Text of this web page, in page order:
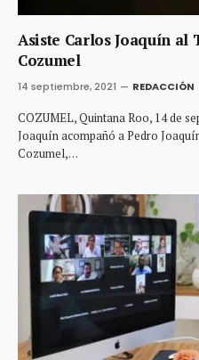
Asiste Carlos Joaquín
Cozumel
14 septiembre, 2021 REDACCIÓN
COZUMEL, Quintana Roo, 14 de
Joaquín acompañó a Pedro
Cozumel,…